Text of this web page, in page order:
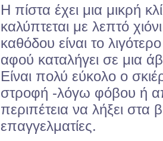
Η πίστα έχει μια μικρή
καλύπτεται με λεπτό
καθόδου είναι το
αφού καταλήγει σε μια
Είναι πολύ εύκολο ο
στροφή -λόγω φόβου ή
περιπέτεια να λήξει
επαγγελματίες.